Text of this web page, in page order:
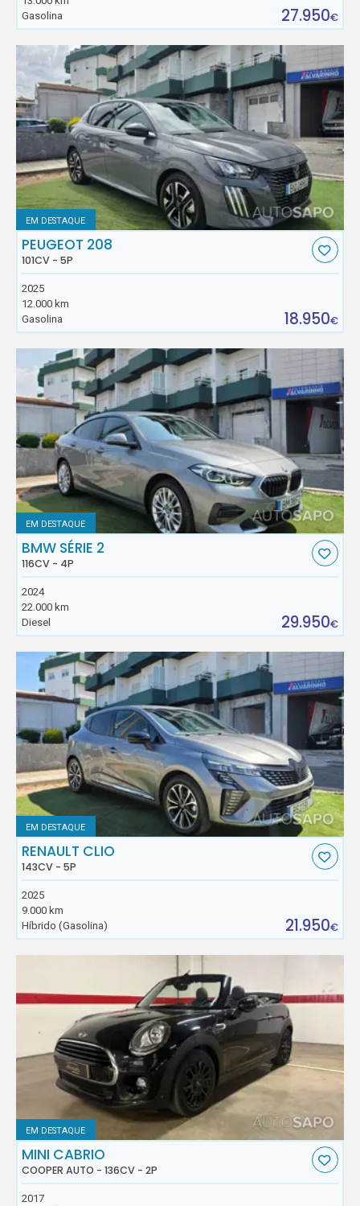
Gasolina
27.950€
EM DESTAQUE
PEUGEOT 208
101CV - 5P
2025
12.000 km
Gasolina
18.950€
EM DESTAQUE
BMW SÉRIE 2
116CV - 4P
2024
22.000 km
Diesel
29.950€
EM DESTAQUE
RENAULT CLIO
143CV - 5P
2025
9.000 km
Híbrido (Gasolina)
21.950€
EM DESTAQUE
MINI CABRIO
COOPER AUTO - 136CV - 2P
2017